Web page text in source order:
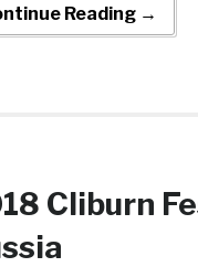
Reading →
Cliburn